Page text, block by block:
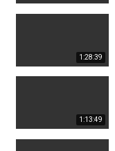
1:28:39
1:13:49